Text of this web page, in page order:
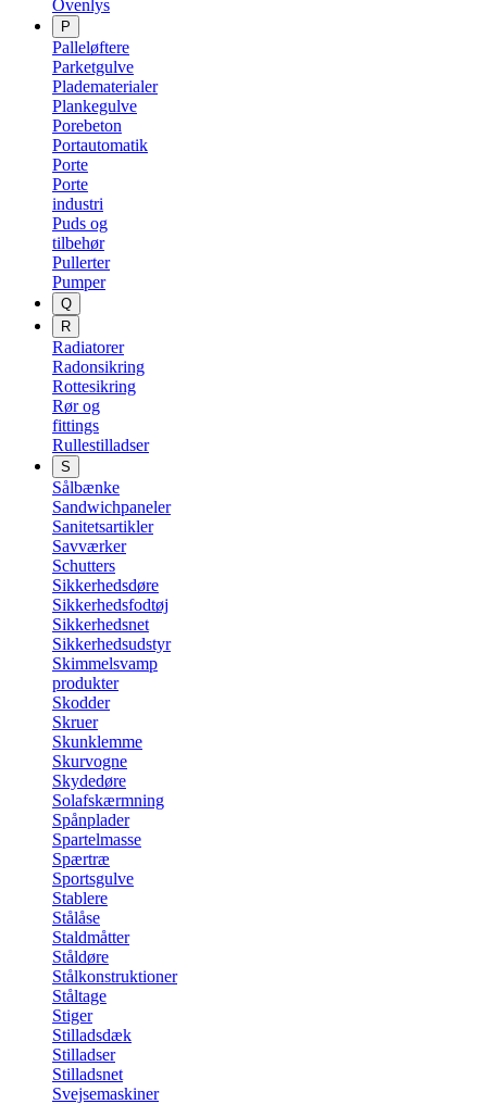
Ovenlys
P
Palleløftere
Parketgulve
Pladematerialer
Plankegulve
Porebeton
Portautomatik
Porte
Porte
industri
Puds og
tilbehør
Pullerter
Pumper
Q
R
Radiatorer
Radonsikring
Rottesikring
Rør og
fittings
Rullestilladser
S
Sålbænke
Sandwichpaneler
Sanitetsartikler
Savværker
Schutters
Sikkerhedsdøre
Sikkerhedsfodtøj
Sikkerhedsnet
Sikkerhedsudstyr
Skimmelsvamp
produkter
Skodder
Skruer
Skunklemme
Skurvogne
Skydedøre
Solafskærmning
Spånplader
Spartelmasse
Spærtræ
Sportsgulve
Stablere
Stålåse
Staldmåtter
Ståldøre
Stålkonstruktioner
Ståltage
Stiger
Stilladsdæk
Stilladser
Stilladsnet
Svejsemaskiner